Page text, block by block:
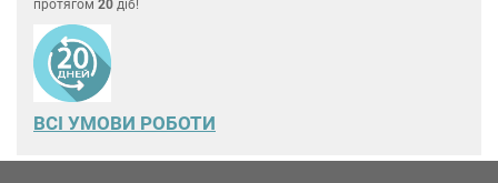
протягом 20 діб!
ВСІ УМОВИ РОБОТИ